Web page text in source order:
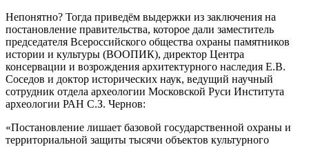
Непонятно? Тогда приведём выдержки из заключения на
постановление правительства, которое дали заместитель
председателя Всероссийского общества охраны памятников
истории и культуры (ВООПИК), директор Центра
консервации и возрождения архитектурного наследия Е.В.
Соседов и доктор исторических наук, ведущий научный
сотрудник отдела археологии Московской Руси Института
археологии РАН С.З. Чернов:
«Постановление лишает базовой государственной охраны и
территориальной защиты тысячи объектов культурного